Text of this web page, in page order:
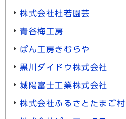
株式会社杜若園芸
青谷梅工房
ぱん工房きむらや
黒川ダイドウ株式会社
城陽富士工業株式会社
株式会社ふるさとたまご村